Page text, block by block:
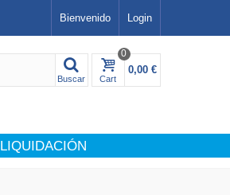
Bienvenido Login
Buscar Cart
0
0,00 €
LIQUIDACIÓN